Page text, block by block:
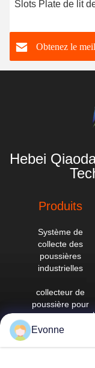
Slots Plate de lit
Plateforme de
Table d'essai
travail
Obtenez le
Hebei
Produits
Système de
collecte des
poussières
industrielles
collecteur de
poussière pour
cyclones
industriels
Evonne